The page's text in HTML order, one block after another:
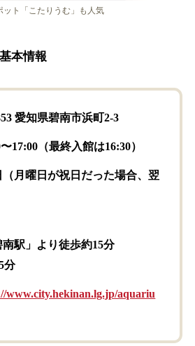
ト「こたりうむ」も人気
本情報
愛知県碧南市浜町2-3
17:00（最終入館は16:30）
月曜日が祝日だった場合、翌
駅」より徒歩約15分
分
www.city.hekinan.lg.jp/aquariu